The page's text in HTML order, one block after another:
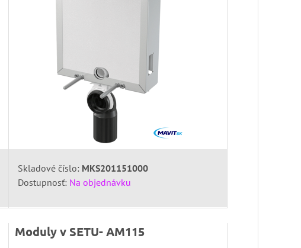
Skladové číslo: MKS201151000
Dostupnosť: Na objednávku
Moduly v SETU- AM115